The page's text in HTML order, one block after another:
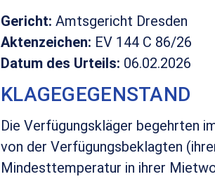
Gericht: Amtsgericht Dresden
Aktenzeichen: EV 144 C 86/26
Datum des Urteils: 06.02.2026
KLAGEGEGENSTAND
Die Verfügungskläger begehrten
von der Verfügungsbeklagten
Mindesttemperatur in ihrer